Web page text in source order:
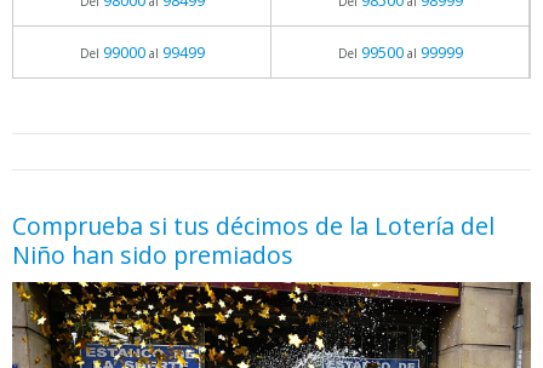
Del 99000al 99499 Del 99500al 99999
Comprueba si tus décimos de la Lotería del
Niño han sido premiados